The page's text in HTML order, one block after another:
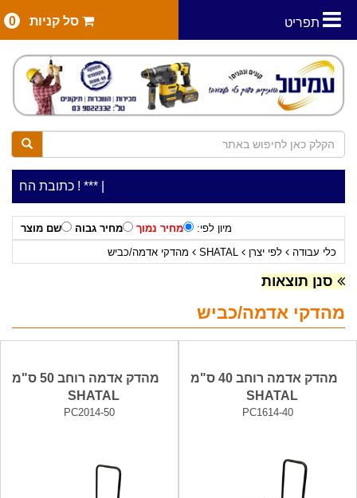
תפריט סל קניות 0
***כתובת החנות: רח' המלאכה 2, ביתן 8 ***כלי עבודה להשכרה בתעריף יומי משתלם ! ***
מיון לפי: מחיר נמוך מחיר גבוה
שם מוצר
כלי עבודה
לפי יצרן SHATAL מהדקי אדמה/כביש
סנן תוצאות
מהדקי אדמה/כביש
מהדק אדמה רוחב 40 ס"מ
SHATAL
PC1614-40
מהדק אדמה רוחב 50 ס"מ
SHATAL
PC2014-50